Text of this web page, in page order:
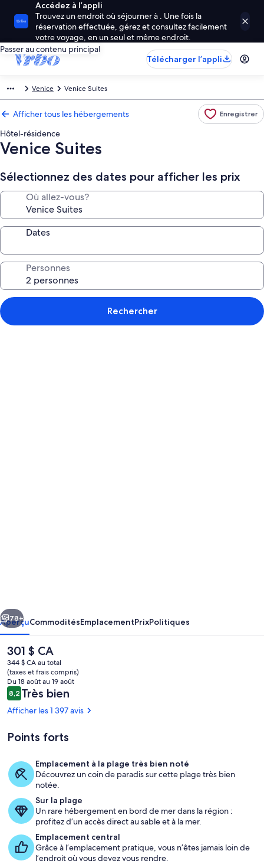
Accédez à l’appli
Trouvez un endroit où séjourner à . Une fois la
réservation effectuée, gérez et consultez facilement
votre voyage, en un seul et même endroit.
Passer au contenu principal
Télécharger l’appli
Venice Venice Suites
Afficher tous les hébergements Enregistrer
Hôtel-résidence
Venice Suites
Sélectionnez des dates pour afficher les prix
Où allez-vous?
Dates
Personnes
Rechercher
Suivant
78+
AperçuCommoditésEmplacementPrixPolitiques
Le
prix
actuel
est
de 301 $ CA
301 $ CA
344 $ CA au total
(taxes et frais compris)
Du 18 août au 19 août
Avis
8,28,2 sur 10 –
Très bien
Afficher les 1 397 avis
Points forts
Emplacement à la plage très bien noté
Découvrez un coin de paradis sur cette plage très bien
notée.
Sur la plage
Un rare hébergement en bord de mer dans la région :
profitez d’un accès direct au sable et à la mer.
Emplacement central
Grâce à l’emplacement pratique, vous n’êtes jamais loin de
l’endroit où vous devez vous rendre.